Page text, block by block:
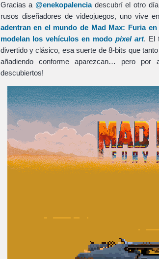
Gracias a @enekopalenciadescubrí el otro día
rusos diseñadores de videojuegos, uno vive
adentran en el mundo de Mad Max: Furia
modelan los vehículos en modopixel art. El
divertido y clásico, esa suerte de 8-bits que
añadiendo conforme aparezcan… pero
descubiertos!